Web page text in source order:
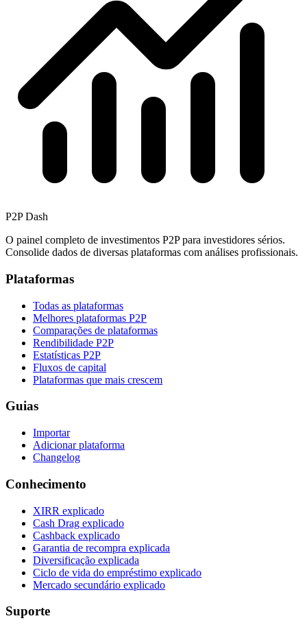
P2P Dash
O painel completo de investimentos P2P para investidores sérios.
Consolide dados de diversas plataformas com análises profissionais.
Plataformas
Todas as plataformas
Melhores plataformas P2P
Comparações de plataformas
Rendibilidade P2P
Estatísticas P2P
Fluxos de capital
Plataformas que mais crescem
Guias
Importar
Adicionar plataforma
Changelog
Conhecimento
XIRR explicado
Cash Drag explicado
Cashback explicado
Garantia de recompra explicada
Diversificação explicada
Ciclo de vida do empréstimo explicado
Mercado secundário explicado
Suporte